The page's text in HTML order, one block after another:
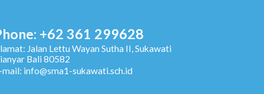
+62 361 299628
Jalan Lettu Wayan Sutha II, Sukawati
Bali 80582
mail: info@sma1-sukawati.sch.id